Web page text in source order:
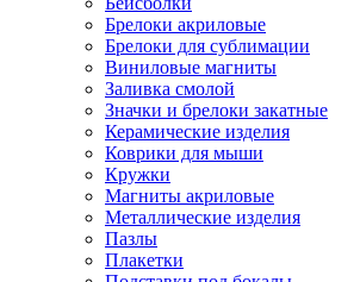
Брелоки акриловые
Брелоки для сублимации
Виниловые магниты
Заливка смолой
Значки и брелоки закатные
Керамические изделия
Коврики для мыши
Кружки
Магниты акриловые
Металлические изделия
Пазлы
Плакетки